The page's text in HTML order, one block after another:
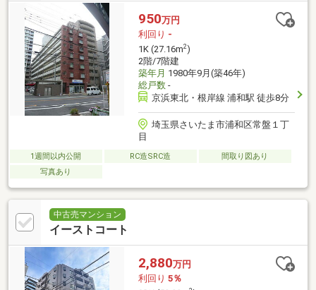
950万円
利回り -
1K (27.16m2)
2階/7階建
築年月 1980年9月(築46年)
総戸数-
京浜東北・根岸線 浦和駅 徒歩8分
埼玉県さいたま市浦和区常盤１丁
目
1週間以内公開 RC造SRC造
間取り図あり
写真あり
中古売マンション
イーストコート
2,880万円
利回り 5％